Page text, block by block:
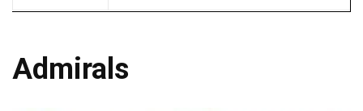
Admirals